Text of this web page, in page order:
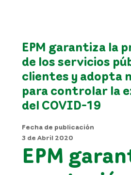
EPM garantiza la
de los servicios
clientes y adopta
para controlar la
del COVID-19
Fecha de publicación
3 de Abril 2020
EPM